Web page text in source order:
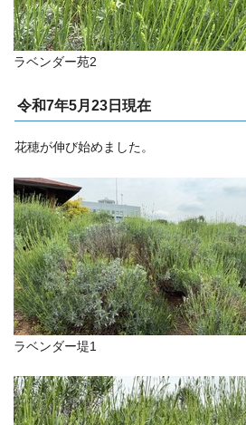
ラベンダー苑2
令和7年5月23日現在
花穂が伸び始めました。
ラベンダー堤1